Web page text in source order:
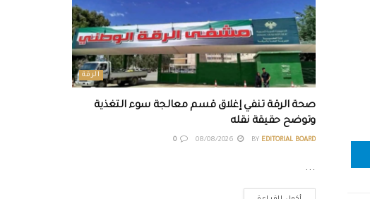
الرقة
صحة الرقة تنفي إغلاق قسم معالجة سوء التغذية
وتوضح حقيقة نقله
BY EDITORIAL BOARD
0
...